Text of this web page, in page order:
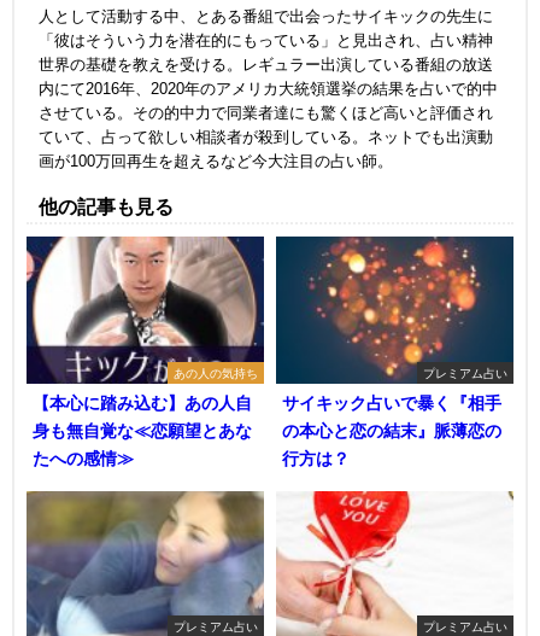
人として活動する中、とある番組で出会ったサイキックの先生に
「彼はそういう力を潜在的にもっている」と見出され、占い精神
世界の基礎を教えを受ける。レギュラー出演している番組の放送
内にて2016年、2020年のアメリカ大統領選挙の結果を占いで的中
させている。その的中力で同業者達にも驚くほど高いと評価され
ていて、占って欲しい相談者が殺到している。ネットでも出演動
画が100万回再生を超えるなど今大注目の占い師。
他の記事も見る
あの人の気持ち
【本心に踏み込む】あの人自
身も無自覚な≪恋願望とあな
たへの感情≫
プレミアム占い
サイキック占いで暴く『相手
の本心と恋の結末』脈薄恋の
行方は？
プレミアム占い プレミアム占い